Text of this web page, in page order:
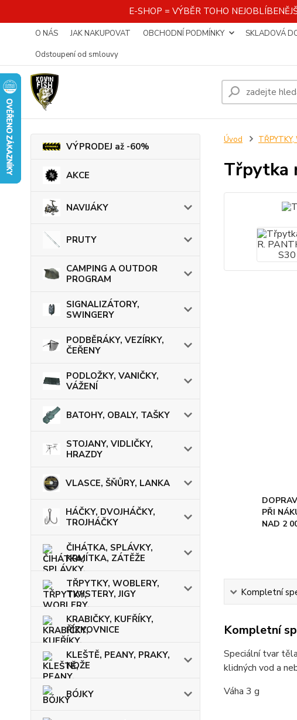
E-SHOP = VÝBĚR TOHO
O NÁS JAK NAKUPOVAT OBCHODNÍ PODMÍNKY SKLADOVÁ
Odstoupení od smlouvy
VÝPRODEJ až -60%
AKCE
NAVIJÁKY
PRUTY
CAMPING A OUTDOR
PROGRAM
SIGNALIZÁTORY,
SWINGERY
PODBĚRÁKY, VEZÍRKY,
ČEŘENY
PODLOŽKY, VANIČKY,
VÁŽENÍ
BATOHY, OBALY, TAŠKY
STOJANY, VIDLIČKY,
HRAZDY
VLASCE, ŠŇŮRY, LANKA
HÁČKY, DVOJHÁČKY,
TROJHÁČKY
ČIHÁTKA, SPLÁVKY,
KRMÍTKA, ZÁTĚŽE
TŘPYTKY, WOBLERY,
TWISTERY, JIGY
KRABIČKY, KUFŘÍKY,
ŘÍZKOVNICE
KLEŠTĚ, PEANY, PRAKY,
NOŽE
BÓJKY
Úvod TŘPYTKY,
Třpytka
PŘI
NAD 2
Kompletní
Kompletní
Speciální tvar
klidných vod a
Váha 3 g